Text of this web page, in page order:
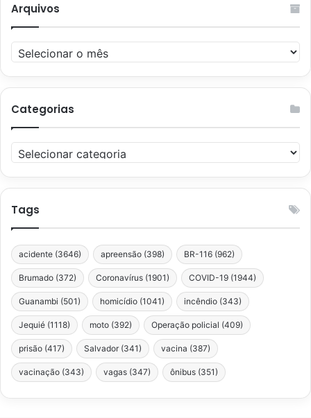
Arquivos
Arquivos
Categorias
Categorias
Tags
acidente (3646) apreensão (398) BR-116 (962)
Brumado (372) Coronavírus (1901) COVID-19 (1944)
Guanambi (501) homicídio (1041) incêndio (343)
Jequié (1118) moto (392) Operação policial (409)
prisão (417) Salvador (341) vacina (387)
vacinação (343) vagas (347) ônibus (351)